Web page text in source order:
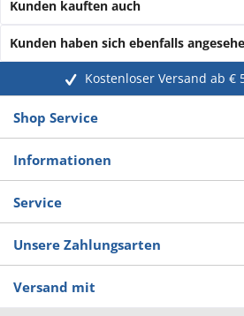
Kunden kauften auch
Kunden haben sich ebenfalls
Kostenloser Versand ab €
Shop Service
Informationen
Service
Unsere Zahlungsarten
Versand mit